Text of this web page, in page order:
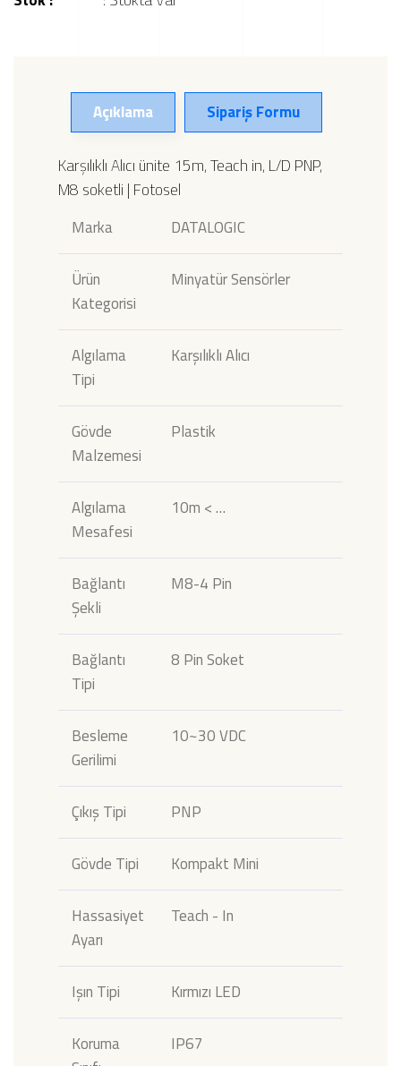
Açıklama Sipariş Formu
Karşılıklı Alıcı ünite 15m, Teach in, L/D PNP,
M8 soketli | Fotosel
Marka
DATALOGIC
Ürün
Kategorisi
Minyatür Sensörler
Algılama
Tipi
Karşılıklı Alıcı
Gövde
Malzemesi
Plastik
Algılama
Mesafesi
10m < …
Bağlantı
Şekli
M8-4 Pin
Bağlantı
Tipi
8 Pin Soket
Besleme
Gerilimi
10~30 VDC
Çıkış Tipi PNP
Gövde Tipi Kompakt Mini
Hassasiyet
Ayarı
Teach - In
Işın Tipi Kırmızı LED
Koruma
IP67